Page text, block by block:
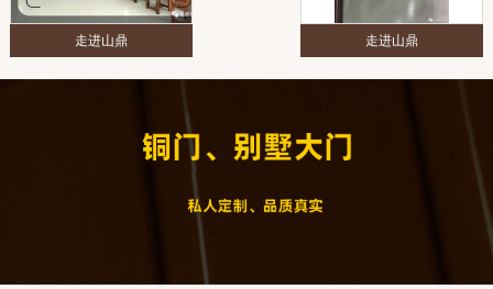
走进山鼎 走进山鼎